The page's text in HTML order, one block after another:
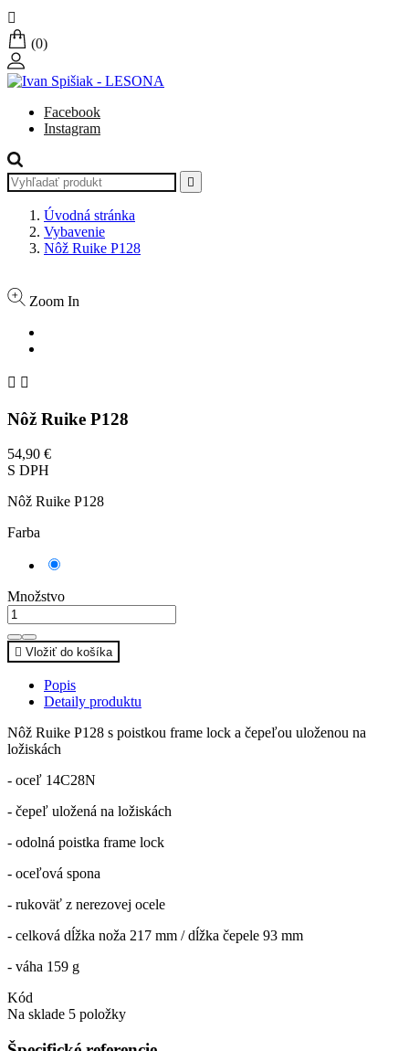

(0)
Facebook
Instagram

Úvodná stránka
Vybavenie
Nôž Ruike P128
Zoom In
 
Nôž Ruike P128
54,90 €
S DPH
Nôž Ruike P128
Farba
Množstvo
 Vložiť do košíka
Popis
Detaily produktu
Nôž Ruike P128 s poistkou frame lock a čepeľou uloženou na
ložiskách
- oceľ 14C28N
- čepeľ uložená na ložiskách
- odolná poistka frame lock
- oceľová spona
- rukoväť z nerezovej ocele
- celková dĺžka noža 217 mm / dĺžka čepele 93 mm
- váha 159 g
Kód
Na sklade 5 položky